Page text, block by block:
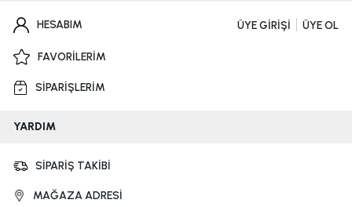
HESABIM ÜYE GİRİŞİ ÜYE OL
FAVORİLERİM
SİPARİŞLERİM
YARDIM
SİPARİŞ TAKİBİ
MAĞAZA ADRESİ